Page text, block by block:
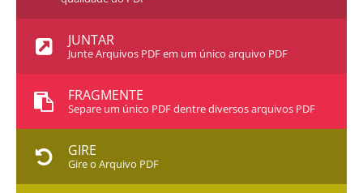
JUNTAR
Junte Arquivos PDF em um único arquivo PDF
FRAGMENTE
Separe um único PDF dentre diversos arquivos PDF
GIRE
Gire o Arquivo PDF